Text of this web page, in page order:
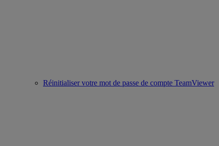
Réinitialiser votre mot de passe de compte TeamViewer